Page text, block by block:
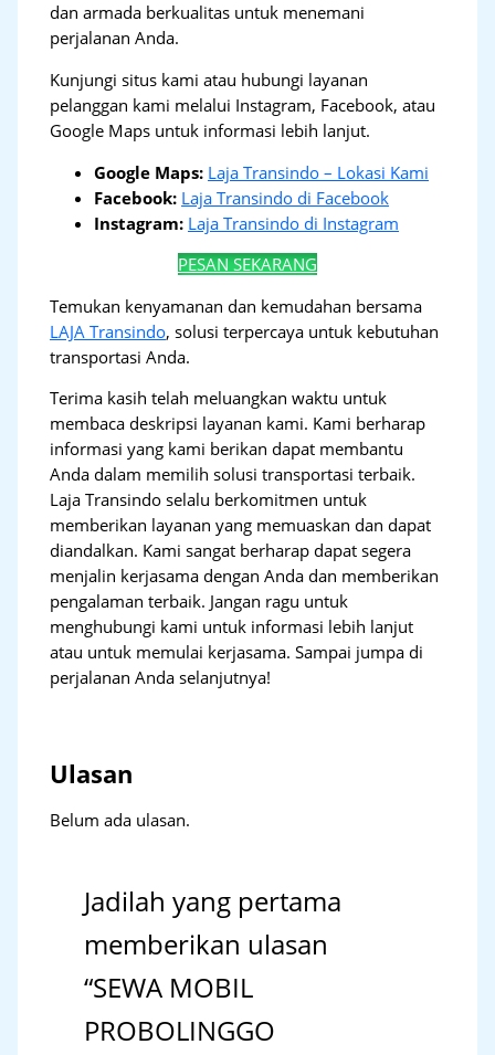
dan armada berkualitas untuk menemani
perjalanan Anda.
Kunjungi situs kami atau hubungi layanan
pelanggan kami melalui Instagram, Facebook, atau
Google Maps untuk informasi lebih lanjut.
Google Maps: Laja Transindo – Lokasi Kami
Facebook: Laja Transindo di Facebook
Instagram: Laja Transindo di Instagram
PESAN SEKARANG
Temukan kenyamanan dan kemudahan bersama
LAJA Transindo, solusi terpercaya untuk kebutuhan
transportasi Anda.
Terima kasih telah meluangkan waktu untuk
membaca deskripsi layanan kami. Kami berharap
informasi yang kami berikan dapat membantu
Anda dalam memilih solusi transportasi terbaik.
Laja Transindo selalu berkomitmen untuk
memberikan layanan yang memuaskan dan dapat
diandalkan. Kami sangat berharap dapat segera
menjalin kerjasama dengan Anda dan memberikan
pengalaman terbaik. Jangan ragu untuk
menghubungi kami untuk informasi lebih lanjut
atau untuk memulai kerjasama. Sampai jumpa di
perjalanan Anda selanjutnya!
Ulasan
Belum ada ulasan.
Jadilah yang pertama
memberikan ulasan
“SEWA MOBIL
PROBOLINGGO